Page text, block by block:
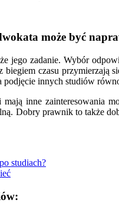
może być
jego zadanie. Wybór
czasu przymierzają
podjęcie innych studiów
inne zainteresowania
Dobry prawnik to także
studiach?